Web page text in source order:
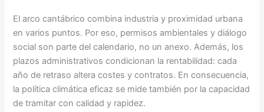
El arco cantábrico combina industria y proximidad urbana
en varios puntos. Por eso, permisos ambientales y diálogo
social son parte del calendario, no un anexo. Además, los
plazos administrativos condicionan la rentabilidad: cada
año de retraso altera costes y contratos. En consecuencia,
la política climática eficaz se mide también por la capacidad
de tramitar con calidad y rapidez.